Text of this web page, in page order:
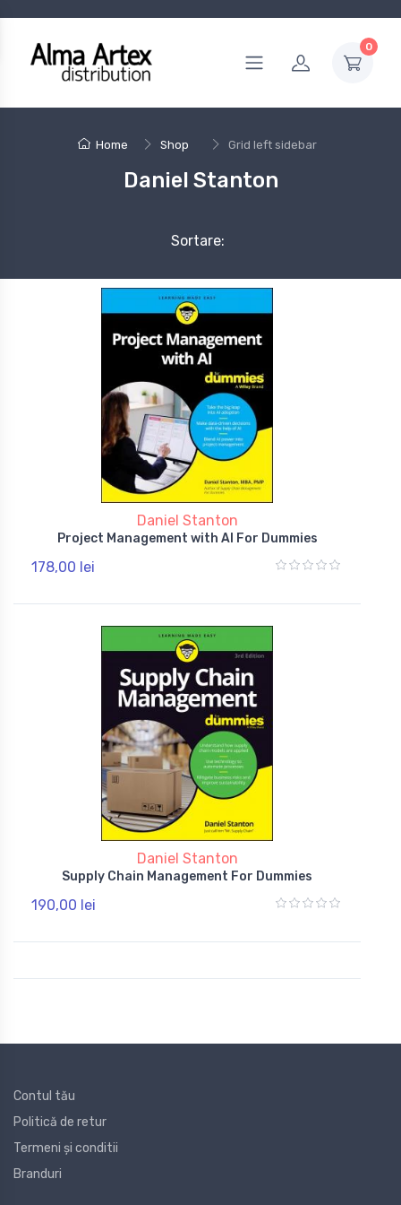
0
Home Shop Grid left sidebar
Daniel Stanton
Sortare:
Daniel Stanton
Project Management with AI For Dummies
178,00 lei
Daniel Stanton
Supply Chain Management For Dummies
190,00 lei
Contul tău
Politică de retur
Termeni și conditii
Branduri